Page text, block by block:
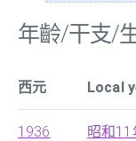
年齡/干支/
西元 Local
1936 昭和11